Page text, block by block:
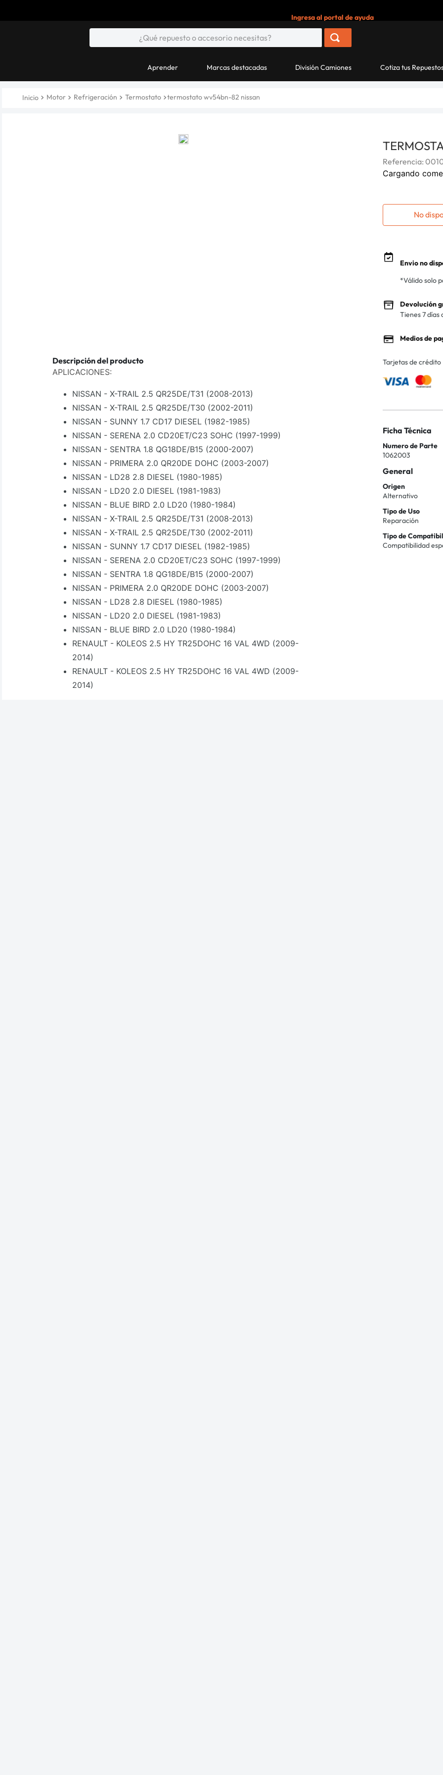
Ingresa al portal de ayuda
Aprender Marcas destacadas División Camiones Cotiza tus
Motor Refrigeración Termostato termostato wv54bn-82 nissan
Descripción del producto
APLICACIONES:
NISSAN - X-TRAIL 2.5 QR25DE/T31 (2008-2013)
NISSAN - X-TRAIL 2.5 QR25DE/T30 (2002-2011)
NISSAN - SUNNY 1.7 CD17 DIESEL (1982-1985)
NISSAN - SERENA 2.0 CD20ET/C23 SOHC (1997-1999)
NISSAN - SENTRA 1.8 QG18DE/B15 (2000-2007)
NISSAN - PRIMERA 2.0 QR20DE DOHC (2003-2007)
NISSAN - LD28 2.8 DIESEL (1980-1985)
NISSAN - LD20 2.0 DIESEL (1981-1983)
NISSAN - BLUE BIRD 2.0 LD20 (1980-1984)
NISSAN - X-TRAIL 2.5 QR25DE/T31 (2008-2013)
NISSAN - X-TRAIL 2.5 QR25DE/T30 (2002-2011)
NISSAN - SUNNY 1.7 CD17 DIESEL (1982-1985)
NISSAN - SERENA 2.0 CD20ET/C23 SOHC (1997-1999)
NISSAN - SENTRA 1.8 QG18DE/B15 (2000-2007)
NISSAN - PRIMERA 2.0 QR20DE DOHC (2003-2007)
NISSAN - LD28 2.8 DIESEL (1980-1985)
NISSAN - LD20 2.0 DIESEL (1981-1983)
NISSAN - BLUE BIRD 2.0 LD20 (1980-1984)
RENAULT - KOLEOS 2.5 HY TR25DOHC 16 VAL 4WD (2009-
2014)
RENAULT - KOLEOS 2.5 HY TR25DOHC 16 VAL 4WD (2009-
2014)
Referencia:
Cargando
No
Envio no
*Válido solo
Devolución
Tienes 7 días
Medios de
Tarjetas de crédito
Ficha Técnica
Numero de Parte
1062003
General
Origen
Alternativo
Tipo de Uso
Reparación
Tipo de
Compatibilidad